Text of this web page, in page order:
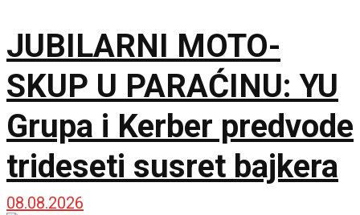
JUBILARNI MOTO-
SKUP U PARAĆINU: YU
Grupa i Kerber predvode
trideseti susret bajkera
08.08.2026